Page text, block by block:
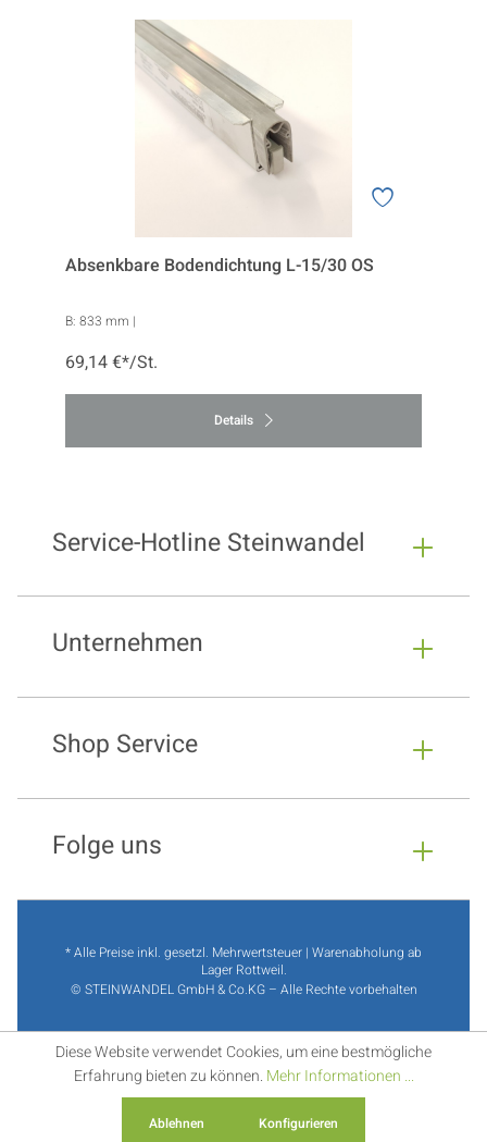
Absenkbare Bodendichtung L-15/30 OS
B: 833 mm |
69,14 €*/St.
Details
Service-Hotline Steinwandel
Unternehmen
Shop Service
Folge uns
* Alle Preise inkl. gesetzl. Mehrwertsteuer | Warenabholung ab
Lager Rottweil.
© STEINWANDEL GmbH & Co.KG – Alle Rechte vorbehalten
Diese Website verwendet Cookies, um eine bestmögliche
Erfahrung bieten zu können. Mehr Informationen ...
Ablehnen Konfigurieren